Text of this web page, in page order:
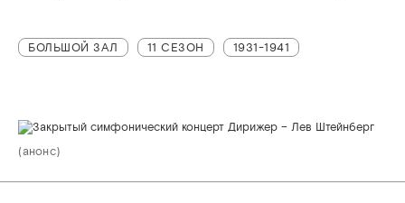
БОЛЬШОЙ ЗАЛ 11 СЕЗОН 1931-1941
(анонс)